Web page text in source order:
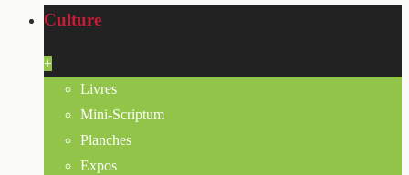
Culture
+
Livres
Mini-Scriptum
Planches
Expos